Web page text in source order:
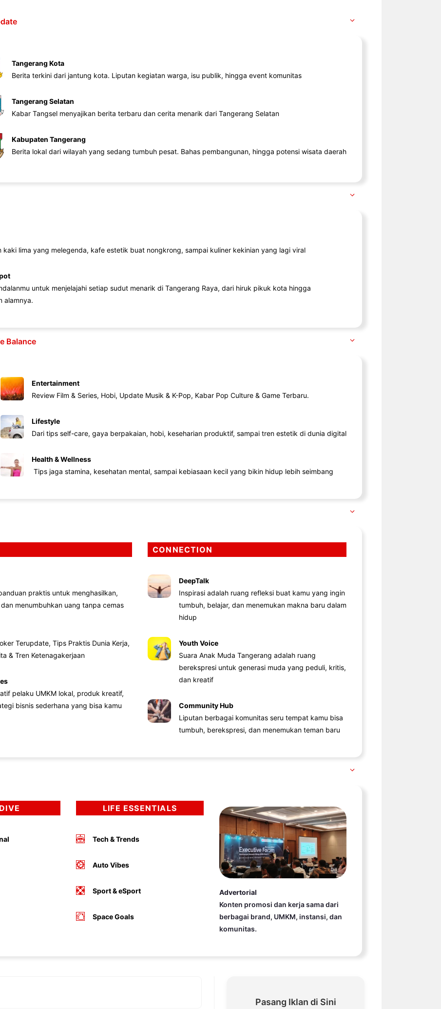
Tangerang Kota
Berita terkini dari jantung kota. Liputan kegiatan warga, isu publik, hingga event komunitas
Tangerang Selatan
Kabar Tangsel menyajikan berita terbaru dan cerita menarik dari Tangerang Selatan
Kabupaten Tangerang
Berita lokal dari wilayah yang sedang tumbuh pesat. Bahas pembangunan, hingga potensi wisata daerah
kaki lima yang melegenda, kafe estetik buat nongkrong, sampai kuliner kekinian yang lagi viral
untuk menjelajahi setiap sudut menarik di Tangerang Raya, dari hiruk pikuk kota hingga
alamnya.
Balance
Entertainment
Review Film & Series, Hobi, Update Musik & K-Pop, Kabar Pop Culture & Game Terbaru.
Lifestyle
Dari tips self-care, gaya berpakaian, hobi, keseharian produktif, sampai tren estetik di dunia digital
Health & Wellness
Tips jaga stamina, kesehatan mental, sampai kebiasaan kecil yang bikin hidup lebih seimbang
praktis untuk menghasilkan,
menumbuhkan uang tanpa cemas
Terupdate, Tips Praktis Dunia Kerja,
& Tren Ketenagakerjaan
pelaku UMKM lokal, produk kreatif,
bisnis sederhana yang bisa kamu
CONNECTION
DeepTalk
Inspirasi adalah ruang refleksi buat kamu yang ingin
tumbuh, belajar, dan menemukan makna baru dalam
hidup
Youth Voice
Suara Anak Muda Tangerang adalah ruang
berekspresi untuk generasi muda yang peduli, kritis,
dan kreatif
Community Hub
Liputan berbagai komunitas seru tempat kamu bisa
tumbuh, berekspresi, dan menemukan teman baru
LIFE ESSENTIALS
Tech & Trends
Auto Vibes
Sport & eSport
Space Goals
Advertorial
Konten promosi dan kerja sama dari
berbagai brand, UMKM, instansi, dan
komunitas.
Pasang Iklan di Sini